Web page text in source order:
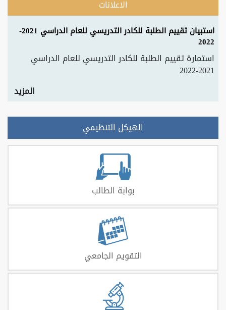
الاعلانات
استبيان تقييم الطلبة للكادر التدريسي للعام الدراسي 2021-
2022
استمارة تقييم الطلبة للكادر التدريسي للعام الدراسي
2021-2022
المزيد
الهيكل التنظيمي
بوابة الطالب
التقويم الجامعي